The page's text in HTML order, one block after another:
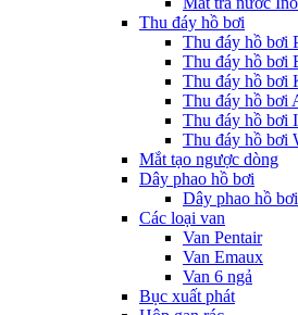
Thu đáy hồ bơi
Thu đáy hồ bơi
Thu đáy hồ bơi
Thu đáy hồ bơi
Thu đáy hồ bơi
Thu đáy hồ bơi
Thu đáy hồ bơi
Mắt tạo ngược dòng
Dây phao hồ bơi
Dây phao hồ
Các loại van
Van Pentair
Van Emaux
Van 6 ngả
Bục xuất phát